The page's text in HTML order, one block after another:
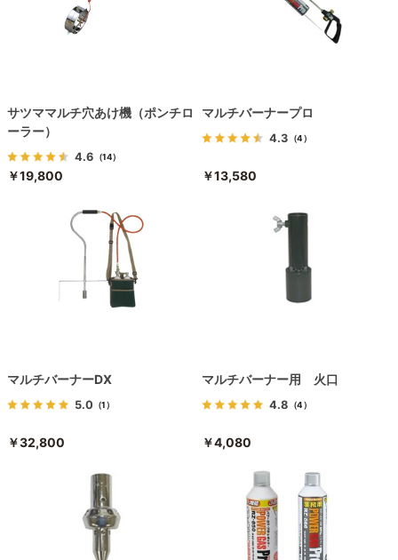
サツママルチ穴あけ機（ポンチロ
ーラー）
4.6 （14）
￥19,800
マルチバーナープロ
4.3 （4）
￥13,580
マルチバーナーDX
5.0 （1）
￥32,800
マルチバーナー用 火口
4.8 （4）
￥4,080